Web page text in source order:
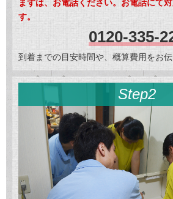
まずは、お電話ください。お電話にて
す。
0120-335-
到着までの目安時間や、概算費用をお伝
Step2